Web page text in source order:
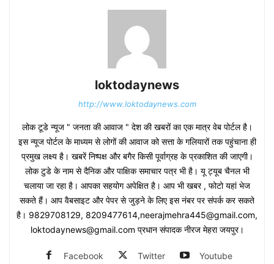
loktodaynews
http://www.loktodaynews.com
लोक टूडे न्यूज " जनता की आवाज " देश की खबरों का एक मात्र वेब पोर्टल है।
इस न्यूज पोर्टल के माध्यम से लोगों की आवाज को सत्ता के गलियारों तक पहुंचाना ही
प्रमुख लक्ष्य है। खबरें निष्पक्ष और बगैर किसी पूर्वाग्रह के प्रकाशित की जाएगी।
लोक टुडे के नाम से दैनिक और पाक्षिक समाचार पत्र भी है। यू ट्यूब चैनल भी
चलाया जा रहा है। आपका सहयोग अपेक्षित है। आप भी खबर , फोटो यहां भेज
सकते हैं। आप वैबसाइट और पेपर से जुड़ने के लिए इस नंबर पर संपर्क कर सकते
है। 9829708129, 8209477614,neerajmehra445@gmail.com,
loktodaynews@gmail.com प्रधान संपादक नीरज मेहरा जयपुर।
Facebook Twitter Youtube